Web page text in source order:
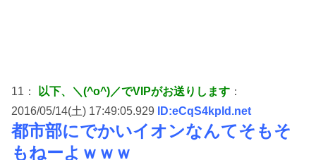
11： 以下、＼(^o^)／でVIPがお送りします ：
2016/05/14(土) 17:49:05.929
ID:eCqS4kpld.net
都市部にでかいイオンなんてそもそ
もねーよｗｗｗ